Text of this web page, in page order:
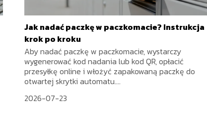
Jak nadać paczkę w paczkomacie? Instrukcja
krok po kroku
Aby nadać paczkę w paczkomacie, wystarczy
wygenerować kod nadania lub kod QR, opłacić
przesyłkę online i włożyć zapakowaną paczkę do
otwartej skrytki automatu....
2026-07-23